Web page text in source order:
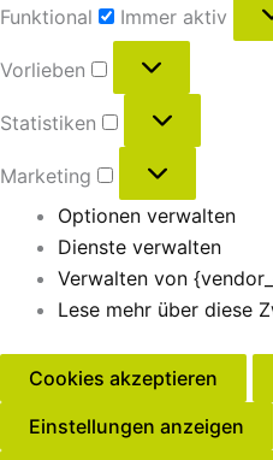
Funktional
Immer aktiv
Vorlieben
Statistiken
Marketing
Optionen verwalten
Dienste verwalten
Verwalten von
Lese mehr über diese
Cookies akzeptieren
Einstellungen anzeigen